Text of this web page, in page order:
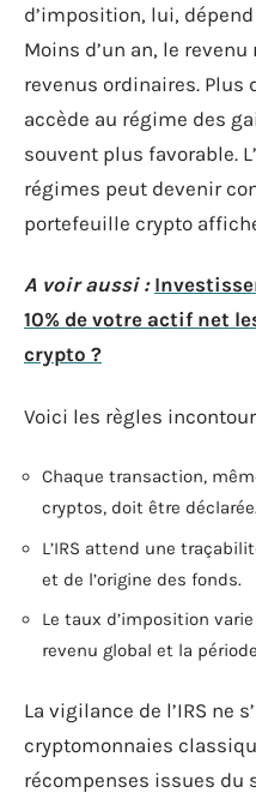
d’imposition, lui,
Moins d’un an, le
revenus ordinaires. Plus
accède au régime des
souvent plus favorable.
régimes peut devenir
portefeuille crypto
A voir aussi :
10% de votre actif net
crypto ?
Voici les règles
Chaque transaction,
cryptos, doit être
L’IRS attend une
et de l’origine des fonds.
Le taux d’imposition varie
revenu global et la
La vigilance de l’IRS ne
cryptomonnaies
récompenses issues du